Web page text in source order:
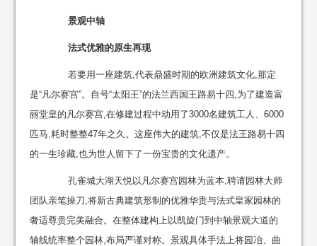
景观中轴
法式优雅的原生再现
若要用一座建筑,代表鼎盛时期的欧洲建筑文化,那定
是“凡尔赛宫”。自号“太阳王”的法兰西国王路易十四,为了建造富
丽堂皇的凡尔赛宫,在修建过程中动用了3000名建筑工人、6000
匹马,耗时整整47年之久。这座伟大的建筑,不仅是法王路易十四
的一生珍藏,也为世人留下了一份宝贵的文化遗产。
孔雀城大湖天悦以凡尔赛宫园林为蓝本,聘请园林大师
团队亲笔操刀,将新古典建筑形制的优雅华贵与法式皇家园林的
奢适尊贵完美融合。在整体建构上以凯旋门到中轴景观大道的
轴线统率整个园林,布局严谨对称。景观具体手法上将园冶、曲